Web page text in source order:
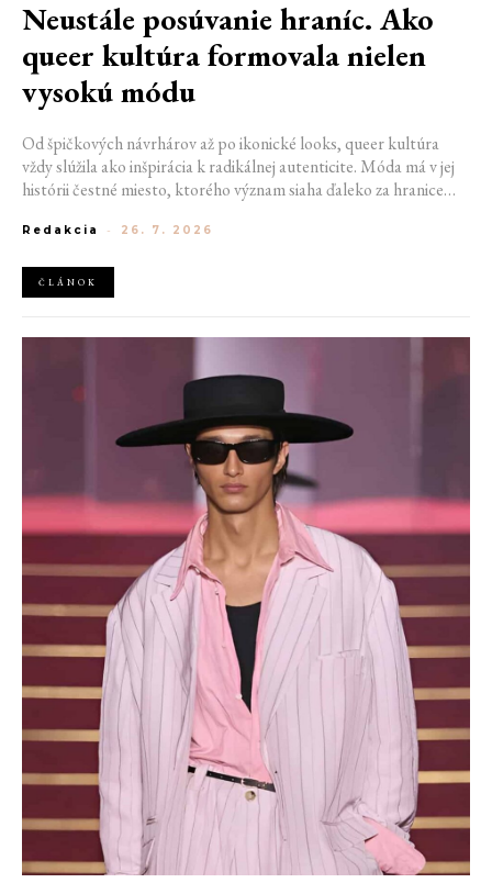
Neustále posúvanie hraníc. Ako
queer kultúra formovala nielen
vysokú módu
Od špičkových návrhárov až po ikonické looks, queer kultúra
vždy slúžila ako inšpirácia k radikálnej autenticite. Móda má v jej
histórii čestné miesto, ktorého význam siaha ďaleko za hranice
postihom a nebezpečenstvu, fungovalo práve oblečenie ako tichý
jeden druhého a vďaka veľkolepej ballroom scéne mali aj ľudia na
okraji spoločnosti priestor zažiariť na mólach. Ako sa queer
Redakcia - 26. 7. 2026
ČLÁNOK